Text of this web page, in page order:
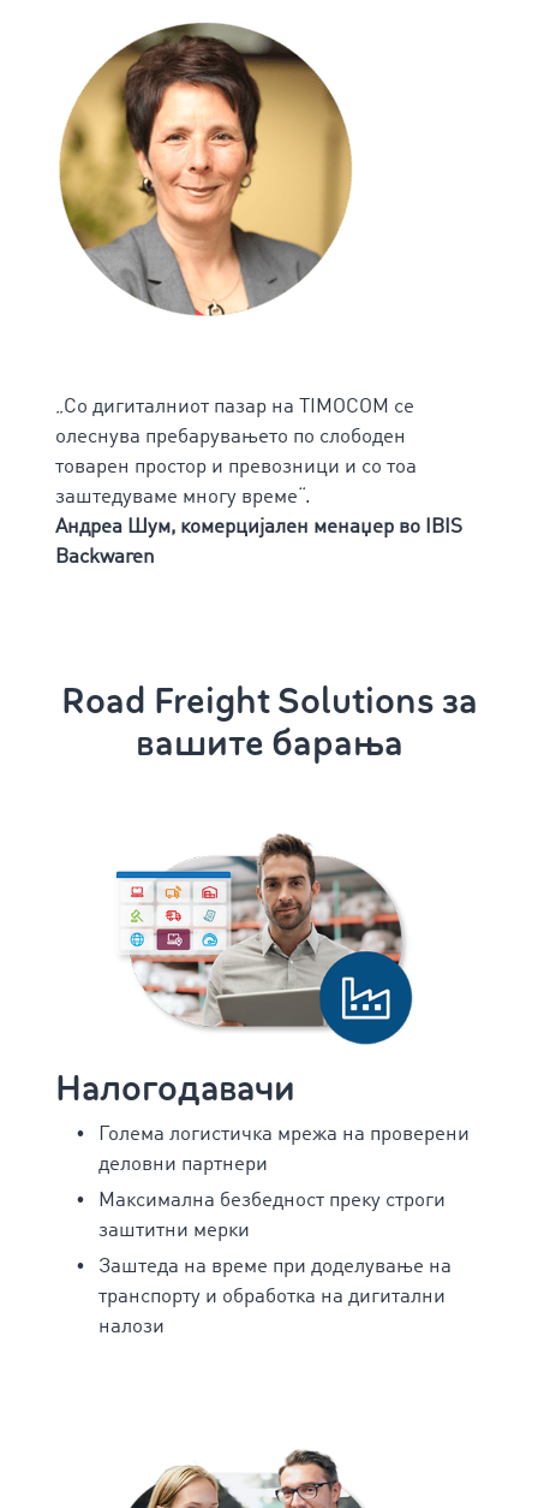
„Со дигиталниот пазар на ТIMOCOM се
олеснува пребарувањето по слободен
товарен простор и превозници и со тоа
заштедуваме многу време“.
Андреа Шум, комерцијален менаџер во IBIS
Backwaren
Road Freight Solutions за
вашите барања
Налогодавачи
Голема логистичка мрежа на проверени
деловни партнери
Максимална безбедност преку строги
заштитни мерки
Заштеда на време при доделување на
транспорту и обработка на дигитални
налози